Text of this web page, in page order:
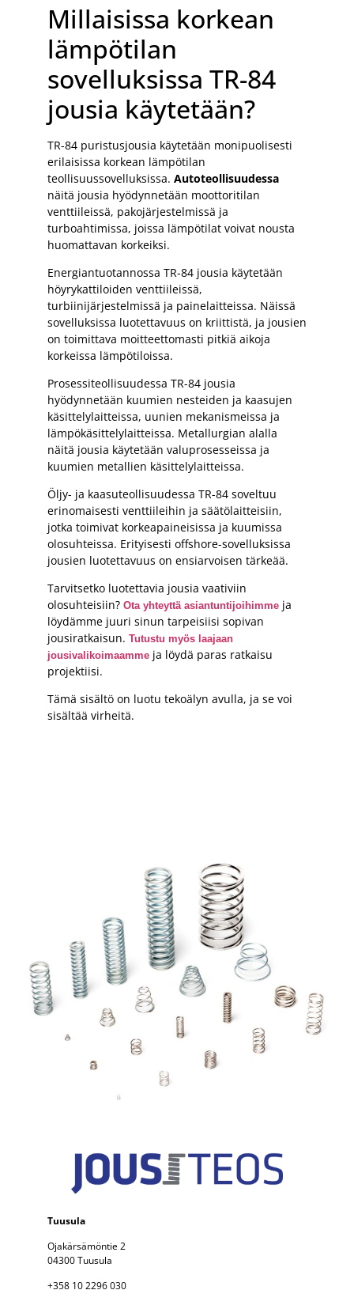
Millaisissa korkean
lämpötilan
sovelluksissa TR-84
jousia käytetään?
TR-84 puristusjousia käytetään monipuolisesti
erilaisissa korkean lämpötilan
teollisuussovelluksissa. Autoteollisuudessa
näitä jousia hyödynnetään moottoritilan
venttiileissä, pakojärjestelmissä ja
turboahtimissa, joissa lämpötilat voivat nousta
huomattavan korkeiksi.
Energiantuotannossa TR-84 jousia käytetään
höyrykattiloiden venttiileissä,
turbiinijärjestelmissä ja painelaitteissa. Näissä
sovelluksissa luotettavuus on kriittistä, ja jousien
on toimittava moitteettomasti pitkiä aikoja
korkeissa lämpötiloissa.
Prosessiteollisuudessa TR-84 jousia
hyödynnetään kuumien nesteiden ja kaasujen
käsittelylaitteissa, uunien mekanismeissa ja
lämpökäsittelylaitteissa. Metallurgian alalla
näitä jousia käytetään valuprosesseissa ja
kuumien metallien käsittelylaitteissa.
Öljy- ja kaasuteollisuudessa TR-84 soveltuu
erinomaisesti venttiileihin ja säätölaitteisiin,
jotka toimivat korkeapaineisissa ja kuumissa
olosuhteissa. Erityisesti offshore-sovelluksissa
jousien luotettavuus on ensiarvoisen tärkeää.
Tarvitsetko luotettavia jousia vaativiin
olosuhteisiin? Ota yhteyttä asiantuntijoihimme ja
löydämme juuri sinun tarpeisiisi sopivan
jousiratkaisun. Tutustu myös laajaan
jousivalikoimaamme ja löydä paras ratkaisu
projektiisi.
Tämä sisältö on luotu tekoälyn avulla, ja se voi
sisältää virheitä.
Tuusula
Ojakärsämöntie 2
04300 Tuusula
+358 10 2296 030